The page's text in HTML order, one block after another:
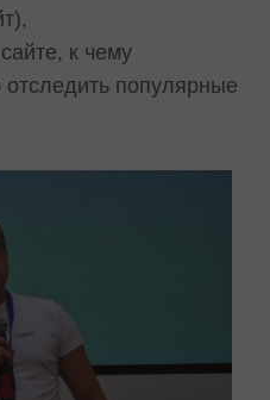
к чему
популярные